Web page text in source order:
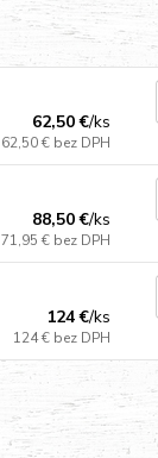
62,50 €/ks
62,50 € bez DPH
88,50 €/ks
71,95 € bez DPH
124 €/ks
124 € bez DPH